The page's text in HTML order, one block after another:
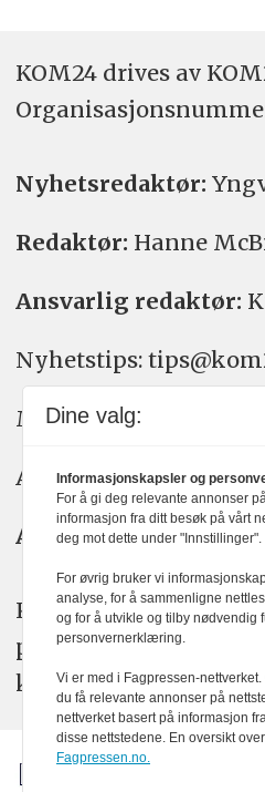
KOM24 drives av
Nyhetsredaktør:
Redaktør: Hanne
Ansvarlig redaktør:
Nyhetstips:
Meninger:
Annonse:
Abonnement:
KOM24 arbeider
plakatens regler for
kan du lese mer om
Dine valg:
Informasjonskapsler og
For å gi deg relevante annonser
informasjon fra ditt besøk på vårt
deg mot dette under "Innstillinger".
For øvrig bruker vi
analyse, for å sammenligne
og for å utvikle og tilby nødvendig
personvernerklæring.
Vi er med i Fagpressen-nettverket.
du få relevante annonser på
nettverket basert på informasjon
disse nettstedene. En oversikt
Fagpressen.no.